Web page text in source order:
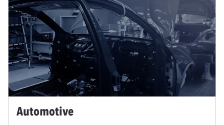
Automotive